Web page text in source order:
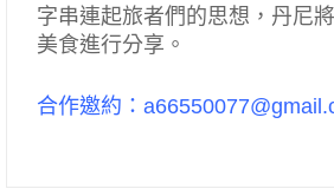
字串連起旅者們的思想，丹尼
美食進行分享。
合作邀約：